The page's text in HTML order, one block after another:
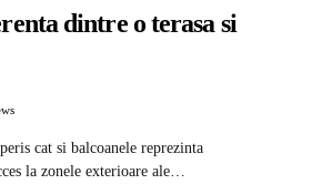
dintre o terasa si
cat si balcoanele reprezinta
la zonele exterioare ale…